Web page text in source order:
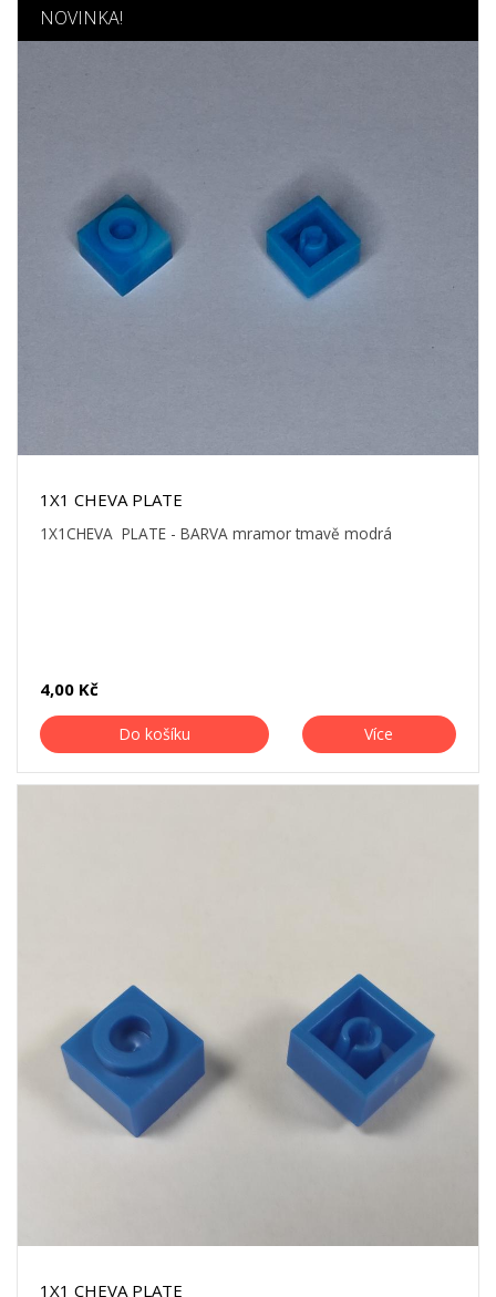
NOVINKA!
1X1 CHEVA PLATE
1X1CHEVA PLATE - BARVA mramor tmavě modrá
4,00 Kč
Do košíku Více
1X1 CHEVA PLATE